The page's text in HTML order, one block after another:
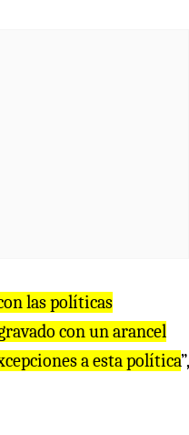
las políticas
con un arancel
a esta política”,